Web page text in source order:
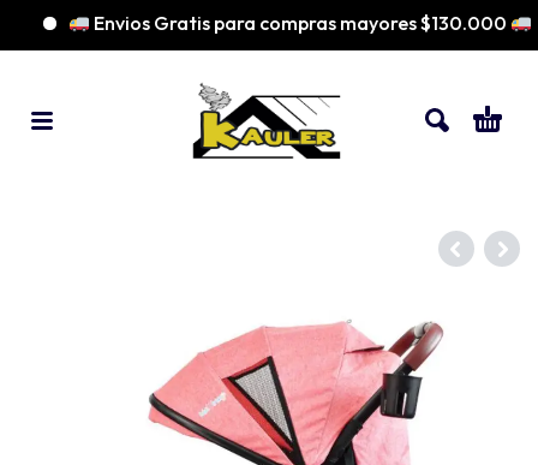
Envios Gratis para compras mayores $130.000